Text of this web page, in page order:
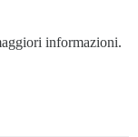
informazioni.